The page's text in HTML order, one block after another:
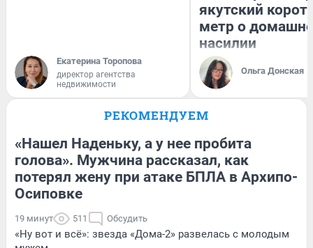
Екатерина Торопова
директор агентства
недвижимости
якутский
метр о
насилии
Ольга Донская
РЕКОМЕНДУЕМ
«Нашел Наденьку, а у нее пробита
голова». Мужчина рассказал, как
потерял жену при атаке БПЛА в Архипо-
Осиповке
19 минут 511 Обсудить
«Ну вот и всё»: звезда «Дома-2» развелась с молодым